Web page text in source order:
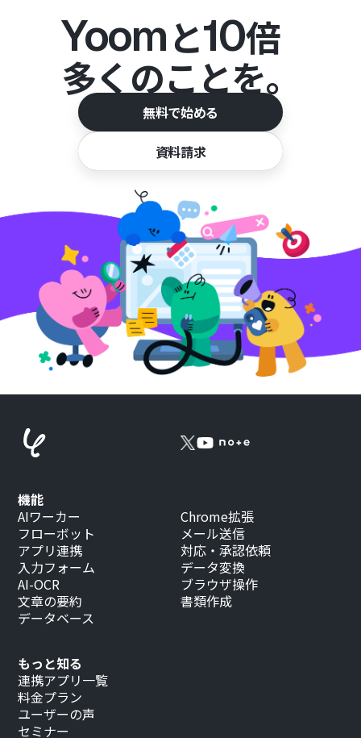
Yoomと10倍
多くのことを。
無料で始める
資料請求
もっと知る
連携アプリ一覧
料金プラン
ユーザーの声
セミナー
機能
AIワーカー
フローボット
アプリ連携
入力フォーム
AI-OCR
文章の要約
データベース
Chrome拡張
メール送信
対応・承認依頼
データ変換
ブラウザ操作
書類作成